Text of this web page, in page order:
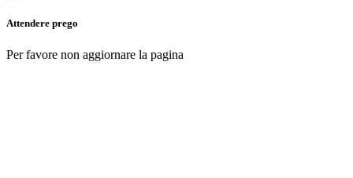
Attendere prego
Per favore non aggiornare la pagina